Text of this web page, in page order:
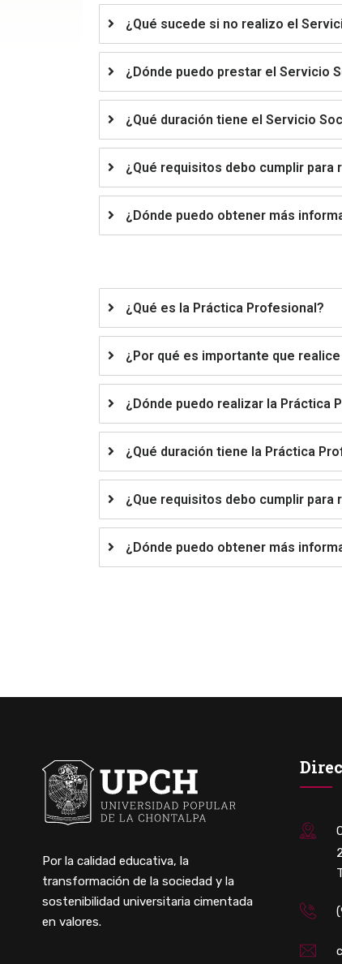
¿Qué sucede si no realizo el
¿Dónde puedo prestar el Servicio
¿Qué duración tiene el Servicio
¿Qué requisitos debo cumplir para
¿Dónde puedo obtener más
¿Qué es la Práctica Profesional?
¿Por qué es importante que
¿Dónde puedo realizar la Práctica
¿Qué duración tiene la Práctica
¿Que requisitos debo cumplir
¿Dónde puedo obtener más
Por la calidad educativa, la
transformación de la sociedad y la
sostenibilidad universitaria cimentada
en valores.